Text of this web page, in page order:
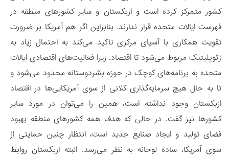
کشور متمرکز کرده است و ازبکستان و سایر کشورهای منطقه در
فهرست ایالات متحده قرار ندارند. بنابراین اگر هم آمریکا بر ضرورت
تقویت همکاری با آسیای مرکزی تاکید می‌کند به احتمال زیاد به
ژئوپلیتیک مربوط می‌شود تا اقتصاد. زیرا فعالیت‌های اقتصادی ایالات
متحده به برنامه‌های کوچک در حوزه بشردوستانه محدود می‌شود و
تا به حال هیچ سرمایه‌گذاری کلانی از سوی آمریکایی‌ها در اقتصاد
ازبکستان وجود نداشته است، همین را می‌توان در مورد سایر
کشورها نیز گفت. در حالی که هدف همه کشورهای منطقه بهبود
فضای تولید و ایجاد صنایع جدید است، انتظار چنین حمایتی از
سوی آمریکا، ساده لوحانه به نظر می‌رسد. البته ازبکستان روابط